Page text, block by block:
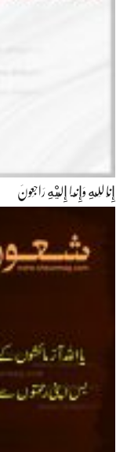
إِنَّا لِلّهِ وَإِنَّـا إِلَيْهِ رَاجِعونَ